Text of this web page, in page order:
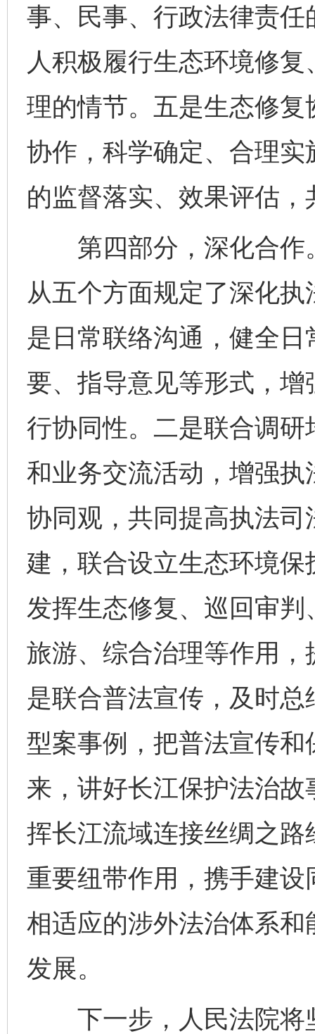
事、民事、行政法律责
人积极履行生态环境修
理的情节。五是生态修
协作，科学确定、合理
的监督落实、效果评估
第四部分，深化合作
从五个方面规定了深化
是日常联络沟通，健全
要、指导意见等形式，
行协同性。二是联合调
和业务交流活动，增强
协同观，共同提高执法
建，联合设立生态环境
发挥生态修复、巡回审
旅游、综合治理等作用
是联合普法宣传，及时
型案事例，把普法宣传
来，讲好长江保护法治
挥长江流域连接丝绸之
重要纽带作用，携手建
相适应的涉外法治体系和
发展。
下一步，人民法院将